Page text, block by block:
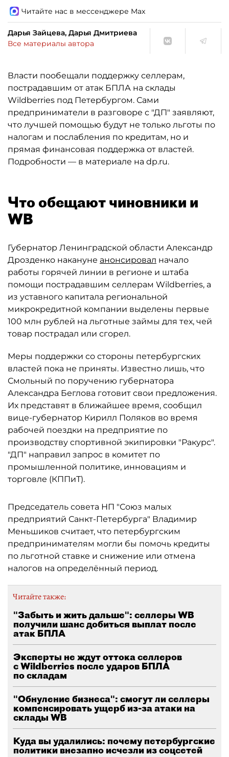
Читайте нас в мессенджере Max
Дарья Зайцева, Дарья Дмитриева
Все материалы автора
Власти пообещали поддержку селлерам,
пострадавшим от атак БПЛА на склады
Wildberries под Петербургом. Сами
предприниматели в разговоре с "ДП" заявляют,
что лучшей помощью будут не только льготы по
налогам и послабления по кредитам, но и
прямая финансовая поддержка от властей.
Подробности — в материале на dp.ru.
Что обещают чиновники и
WB
Губернатор Ленинградской области Александр
Дрозденко накануне анонсировал начало
работы горячей линии в регионе и штаба
помощи пострадавшим селлерам Wildberries, а
из уставного капитала региональной
микрокредитной компании выделены первые
100 млн рублей на льготные займы для тех, чей
товар пострадал или сгорел.
Меры поддержки со стороны петербургских
властей пока не приняты. Известно лишь, что
Смольный по поручению губернатора
Александра Беглова готовит свои предложения.
Их представят в ближайшее время, сообщил
вице-губернатор Кирилл Поляков во время
рабочей поездки на предприятие по
производству спортивной экипировки "Ракурс".
"ДП" направил запрос в комитет по
промышленной политике, инновациям и
торговле (КППиТ).
Председатель совета НП "Союз малых
предприятий Санкт-Петербурга" Владимир
Меньшиков считает, что петербургским
предпринимателям могли бы помочь кредиты
по льготной ставке и снижение или отмена
налогов на определённый период.
Читайте также:
"Забыть и жить дальше": селлеры WB
получили шанс добиться выплат после
атак БПЛА
Эксперты не ждут оттока селлеров
с Wildberries после ударов БПЛА
по складам
"Обнуление бизнеса": смогут ли селлеры
компенсировать ущерб из-за атаки на
склады WB
Куда вы удалились: почему петербургские
политики внезапно исчезли из соцсетей